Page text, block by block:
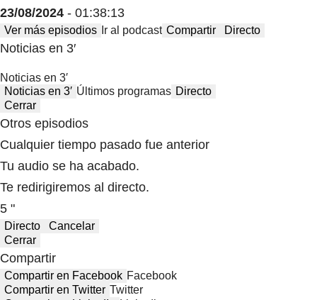
23/08/2024 - 01:38:13
Ver más episodios Ir al podcast Compartir Directo
Noticias en 3′
Noticias en 3′
Noticias en 3′ Últimos programas Directo
Cerrar
Otros episodios
Cualquier tiempo pasado fue anterior
Tu audio se ha acabado.
Te redirigiremos al directo.
5 "
Directo
Cancelar
Cerrar
Compartir
Compartir en Facebook Facebook
Compartir en Twitter Twitter